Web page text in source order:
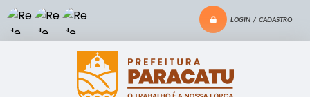
LOGIN / CADASTRO